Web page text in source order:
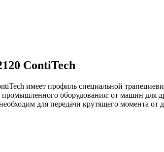
ContiTech
имеет профиль специальной
промышленного оборудования: от машин
для передачи крутящего момента от